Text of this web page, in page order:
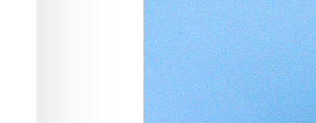
Творчество
21.03.2026 17:50 420